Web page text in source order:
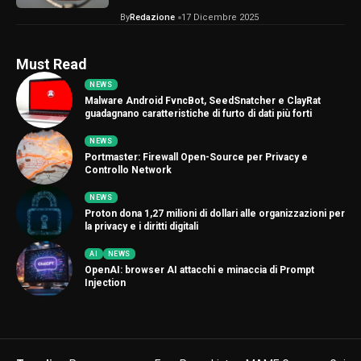
ByRedazione 17 Dicembre 2025
Must Read
NEWS
Malware Android FvncBot, SeedSnatcher e ClayRat
guadagnano caratteristiche di furto di dati più forti
NEWS
Portmaster: Firewall Open-Source per Privacy e
Controllo Network
NEWS
Proton dona 1,27 milioni di dollari alle organizzazioni per
la privacy e i diritti digitali
AI NEWS
OpenAI: browser AI attacchi e minaccia di Prompt
Injection